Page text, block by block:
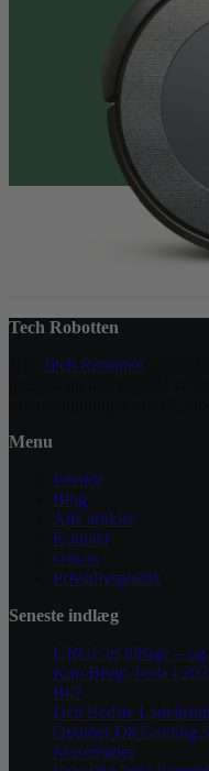
Tech Robotten
Tech Robotten
Menu
Forside
Blog
Alle artikler
Kontakt
Om os
Privatlivspolitik
Seneste indlæg
URGE er tilbage –
Køb Brugt Tesla i
Bil?
Den Bedste
Optimer Dit Gaming
Musemåtter